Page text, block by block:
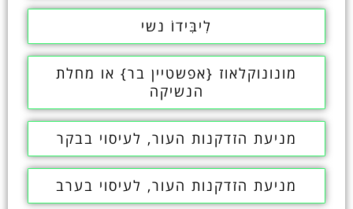
לִיבִּידוֹ נשי
מונונוקלאוז {אפשטיין בר} או מחלת
הנשיקה
מניעת הזדקנות העור, לעיסוי בבקר
מניעת הזדקנות העור, לעיסוי בערב